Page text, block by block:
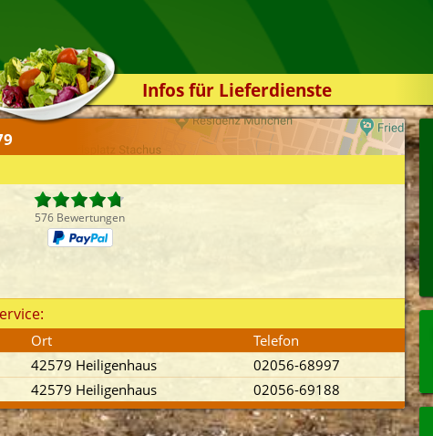
Infos für Lieferdienste
Kassensystem
Zuverlässigkeit
Kontakt
576 Bewertungen
Ort
Telefon
42579 Heiligenhaus
02056-68997
42579 Heiligenhaus 02056-69188